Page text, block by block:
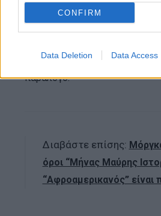
CONFIRM
Data Deletion Data Access
επισκεπτόμασταν, ήμασταν
μητέρα μας ήταν η μητέρα της,
της γυναίκας με
παράλογο.”
Διαβάστε επίσης:
όροι “Μήνας Μαύρης
“Αφροαμερικανός” είναι